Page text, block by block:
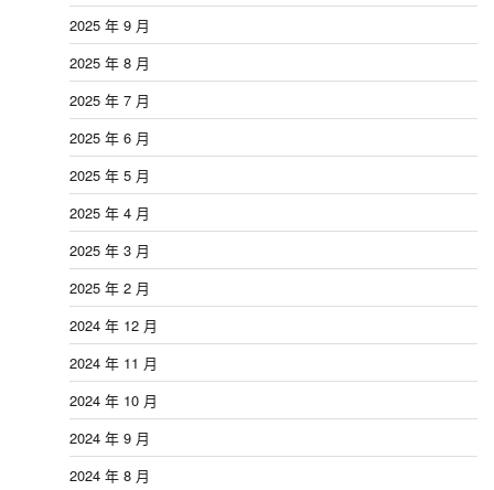
2025 年 9 月
2025 年 8 月
2025 年 7 月
2025 年 6 月
2025 年 5 月
2025 年 4 月
2025 年 3 月
2025 年 2 月
2024 年 12 月
2024 年 11 月
2024 年 10 月
2024 年 9 月
2024 年 8 月